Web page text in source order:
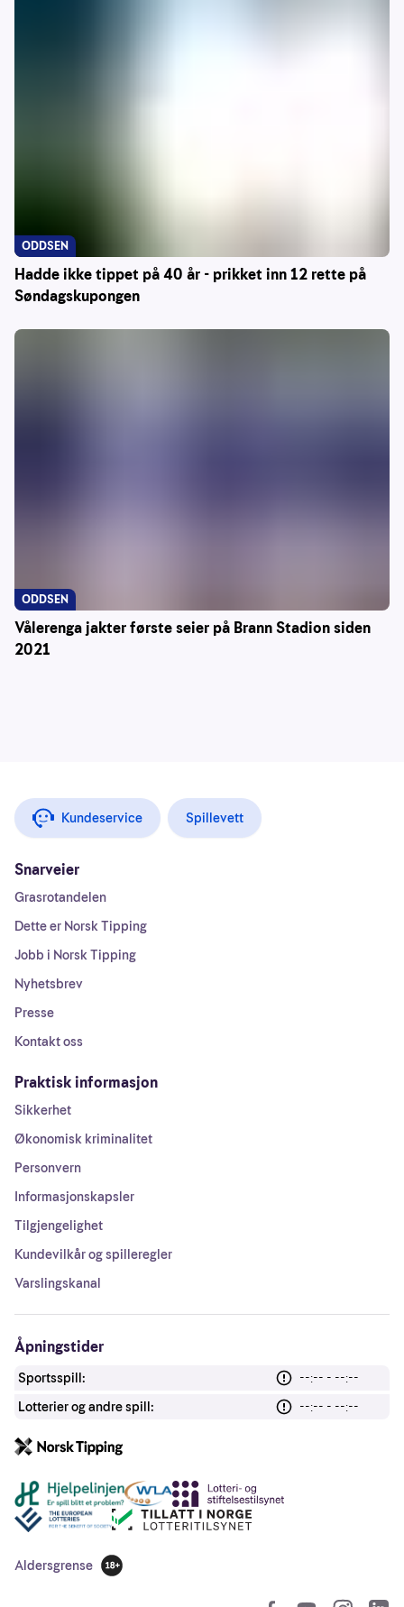
Hadde ikke tippet på 40 år - prikket inn 12 rette på
Søndagskupongen
ODDSEN
Vålerenga jakter første seier på Brann Stadion siden
2021
ODDSEN
Kundeservice Spillevett
Snarveier
Grasrotandelen
Dette er Norsk Tipping
Jobb i Norsk Tipping
Nyhetsbrev
Presse
Kontakt oss
Praktisk informasjon
Sikkerhet
Økonomisk kriminalitet
Personvern
Informasjonskapsler
Tilgjengelighet
Kundevilkår og spilleregler
Varslingskanal
Åpningstider
Sportsspill:
--:-- - --:--
Lotterier og andre spill:
--:-- - --:--
Andre lenker
Aldersgrense
18 år